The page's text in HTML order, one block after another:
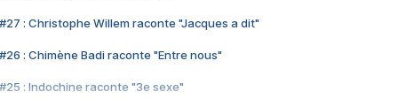
#27 : Christophe Willem raconte "Jacques a dit"
#26 : Chimène Badi raconte "Entre nous"
#25 : Indochine raconte "3e sexe"